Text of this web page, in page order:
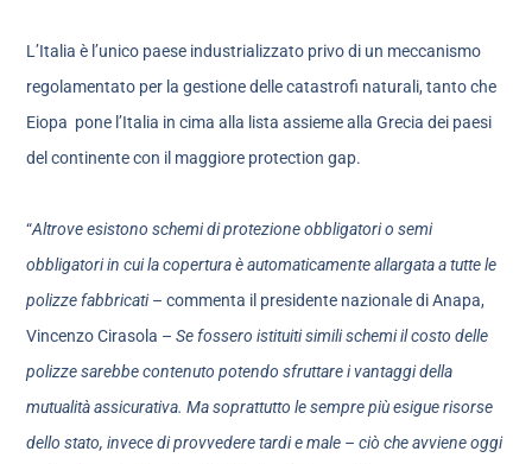
L’Italia è l’unico paese industrializzato privo di un meccanismo
regolamentato per la gestione delle catastrofi naturali, tanto che
Eiopa pone l’Italia in cima alla lista assieme alla Grecia dei paesi
del continente con il maggiore protection gap.
“Altrove esistono schemi di protezione obbligatori o semi
obbligatori in cui la copertura è automaticamente allargata a tutte le
polizze fabbricati– commenta il presidente nazionale di Anapa,
Vincenzo Cirasola –Se fossero istituiti simili schemi il costo delle
polizze sarebbe contenuto potendo sfruttare i vantaggi della
mutualità assicurativa. Ma soprattutto le sempre più esigue risorse
dello stato, invece di provvedere tardi e male – ciò che avviene oggi